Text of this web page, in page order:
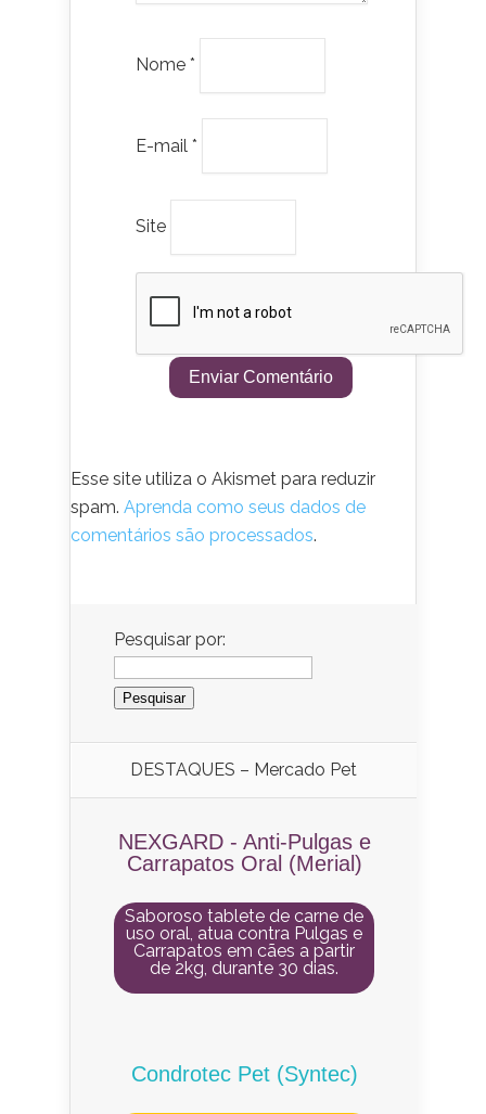
Nome *
E-mail *
Site
Esse site utiliza o Akismet para reduzir
spam. Aprenda como seus dados de
comentários são processados.
Pesquisar por:
DESTAQUES – Mercado Pet
NEXGARD - Anti-Pulgas e
Carrapatos Oral (Merial)
Saboroso tablete de carne de
uso oral, atua contra Pulgas e
Carrapatos em cães a partir
de 2kg, durante 30 dias.
Condrotec Pet (Syntec)